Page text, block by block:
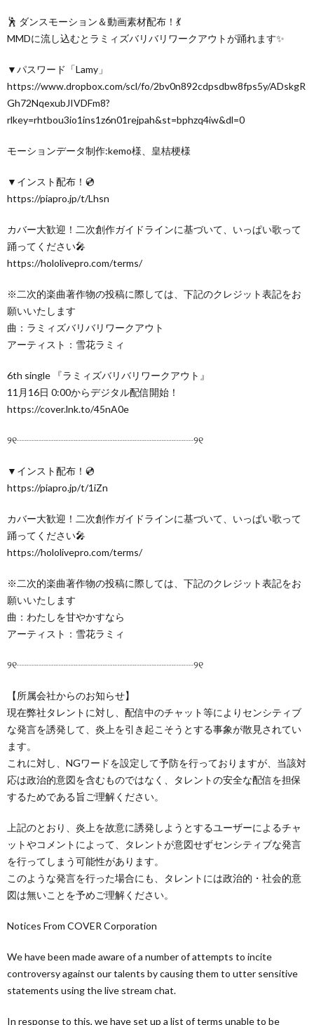
🕺 ダンスモーション＆動画素材配布！💃
MMDに流し込むとラミィズバリバリワークアウトが踊れます✨
▼パスワード「Lamy」
https://www.dropbox.com/scl/fo/2bv0n892cdpsdbw8fps5y/ADskgR
Gh72NqexubJIVDFm8?
rlkey=rhtbou3io1ins1z6n01rejpah&st=bphzq4iw&dl=0
モーションデータ制作:kemo様、皇桔梗様
▼インスト配布！💿
https://piapro.jp/t/Lhsn
カバー大歓迎！二次創作ガイドラインに基づいて、いっぱい歌って
踊ってください🎤
https://hololivepro.com/terms/
※二次的楽曲著作物の投稿に際しては、下記のクレジット表記をお
願いいたします
曲：ラミィズバリバリワークアウト
アーティスト：雪花ラミィ
6th single 『ラミィズバリバリワークアウト』
11月16日 0:00からデジタル配信開始！
https://cover.lnk.to/45nA0e
୨୧┈┈┈┈┈┈┈┈┈┈┈┈┈┈┈┈┈┈୨୧
▼インスト配布！💿
https://piapro.jp/t/1iZn
カバー大歓迎！二次創作ガイドラインに基づいて、いっぱい歌って
踊ってください🎤
https://hololivepro.com/terms/
※二次的楽曲著作物の投稿に際しては、下記のクレジット表記をお
願いいたします
曲：わたしを甘やかすなら
アーティスト：雪花ラミィ
୨୧┈┈┈┈┈┈┈┈┈┈┈┈┈┈┈┈┈┈୨୧
【所属会社からのお知らせ】
現在弊社タレントに対し、配信中のチャット等によりセンシティブ
な発言を誘発して、炎上を引き起こそうとする事象が散見されてい
ます。
これに対し、NGワードを設定して予防を行っておりますが、当該対
応は政治的意図を含むものではなく、タレントの安全な配信を担保
するためである旨ご理解ください。
上記のとおり、炎上を故意に誘発しようとするユーザーによるチャ
ットやコメントによって、タレントが意図せずセンシティブな発言
を行ってしまう可能性があります。
このような発言を行った場合にも、タレントには政治的・社会的意
図は無いことを予めご理解ください。
Notices From COVER Corporation
We have been made aware of a number of attempts to incite
controversy against our talents by causing them to utter sensitive
statements using the live stream chat.
In response to this, we have set up a list of terms unable to be